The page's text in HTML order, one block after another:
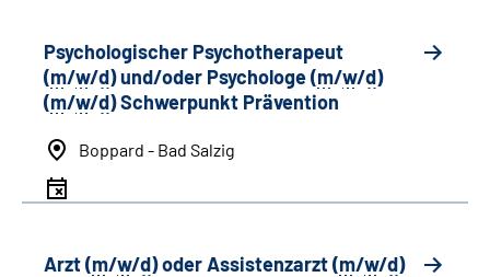
Psychologischer Psychotherapeut
(m/w/d) und/oder Psychologe (m/w/d)
(m/w/d) Schwerpunkt Prävention
Boppard - Bad Salzig
Arzt (m/w/d) oder Assistenzarzt (m/w/d)